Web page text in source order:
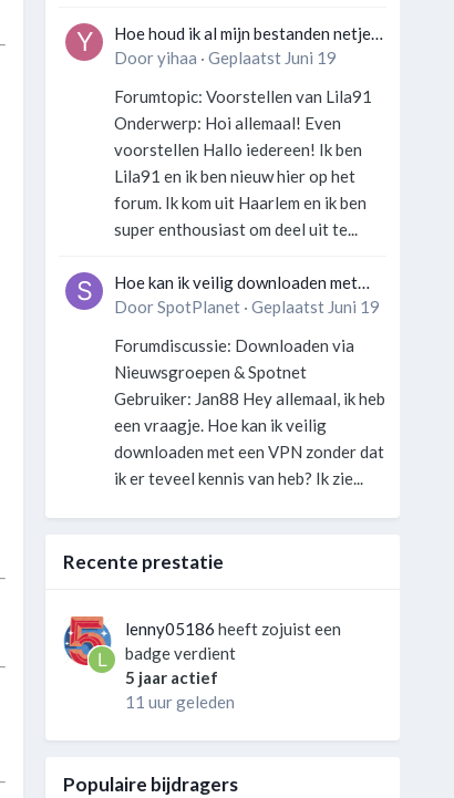
Hoe houd ik al mijn bestanden netjes
georganiseerd zonder gek te
Dooryihaa · Geplaatst Juni 19
Forumtopic: Voorstellen van Lila91
Onderwerp: Hoi allemaal! Even
voorstellen Hallo iedereen! Ik ben
Lila91 en ik ben nieuw hier op het
forum. Ik kom uit Haarlem en ik ben
super enthousiast om deel uit te...
Hoe kan ik veilig downloaden met
een VPN zonder technische kennis?
DoorSpotPlanet· Geplaatst Juni 19
Forumdiscussie: Downloaden via
Nieuwsgroepen & Spotnet
Gebruiker: Jan88 Hey allemaal, ik heb
een vraagje. Hoe kan ik veilig
downloaden met een VPN zonder dat
ik er teveel kennis van heb? Ik zie...
Recente prestatie
lenny05186 heeft zojuist een
badge verdient
5 jaar actief
11 uur geleden
Populaire bijdragers